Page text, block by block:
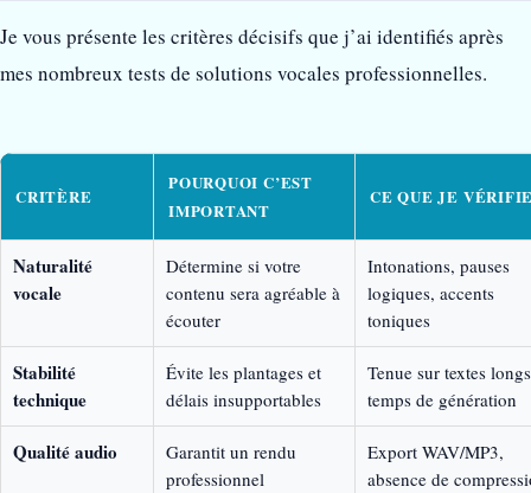
Je vous présente les critères décisifs que j’ai identifiés après
mes nombreux tests de solutions vocales professionnelles.
CRITÈRE
POURQUOI C’EST
IMPORTANT
CE QUE JE
Naturalité
vocale
Détermine si votre
contenu sera agréable à
écouter
Intonations, pauses
logiques, accents
toniques
Stabilité
technique
Évite les plantages et
délais insupportables
Tenue sur textes
temps de génération
Qualité audio
Garantit un rendu
professionnel
Export WAV/MP3,
absence de